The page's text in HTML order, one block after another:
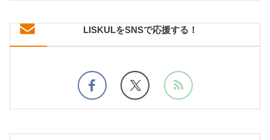
LISKULをSNSで応援する！